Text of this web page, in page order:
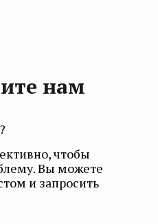
нам
чтобы
Вы можете
и запросить